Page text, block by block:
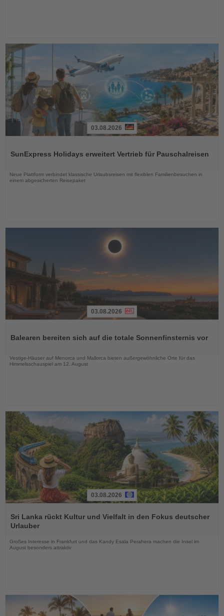
die
03.08.2026
SunExpress Holidays erweitert Vertrieb für Pauschalreisen
Neue Plattform verbindet klassische Urlaubsreisen mit flexiblen Familienbesuchen in
einem abgesicherten Reisepaket
die
03.08.2026
Balearen bereiten sich auf die totale Sonnenfinsternis vor
Vestige-Häuser auf Menorca und Mallorca bieten außergewöhnliche Orte für das
Himmelsschauspiel am 12. August
Sie
die
03.08.2026
Sri Lanka rückt Kultur und Vielfalt in den Fokus deutscher
Urlauber
Großes Interesse in Frankfurt und das Kandy Esala Perahera machen die Insel im
August besonders attraktiv